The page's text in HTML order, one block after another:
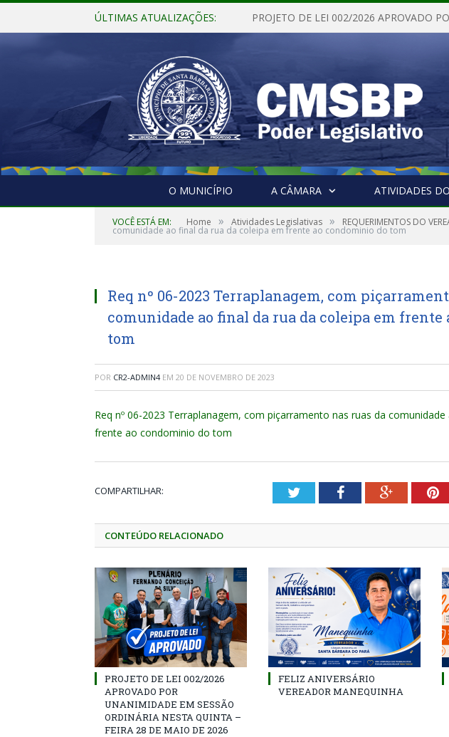
ÚLTIMAS ATUALIZAÇÕES:
O MUNICÍPIO A CÂMARA ATIVIDADES
VOCÊ ESTÁ EM: Home » Atividades Legislativas » REQUERIMENTOS DO
comunidade ao final da rua da coleipa em frente ao condominio do tom
Req nº 06-2023 Terraplanagem, com
comunidade ao final da rua da coleipa em frente
tom
POR CR2-ADMIN4 EM 20 DE NOVEMBRO DE 2023
Req nº 06-2023 Terraplanagem, com piçarramento nas ruas da
frente ao condominio do tom
COMPARTILHAR: TwitterFacebookGoogle+
CONTEÚDO RELACIONADO
PROJETO DE LEI 002/2026
APROVADO POR
UNANIMIDADE EM SESSÃO
ORDINÁRIA NESTA QUINTA –
FEIRA 28 DE MAIO DE 2026
FELIZ ANIVERSÁRIO
VEREADOR MANEQUINHA